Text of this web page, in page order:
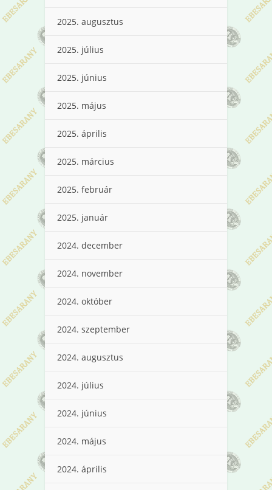
2025. augusztus
2025. július
2025. június
2025. május
2025. április
2025. március
2025. február
2025. január
2024. december
2024. november
2024. október
2024. szeptember
2024. augusztus
2024. július
2024. június
2024. május
2024. április